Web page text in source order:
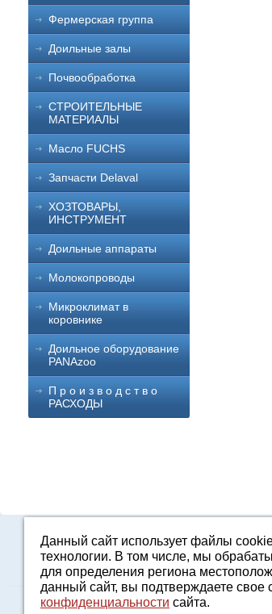
Фермерская группа
Доильные залы
Почвообработка
СТРОИТЕЛЬНЫЕ
МАТЕРИАЛЫ
Масло FUCHS
Запчасти Delaval
ХОЗТОВАРЫ,
ИНСТРУМЕНТ
Доильные аппараты
Молокопроводы
Микроклимат в
коровнике
Доильное оборудование
PANAzoo
П р о и з в о д с т в о
РАСХОДЫ
Каталог О компании
Данный сайт использует файлы
технологии. В том числе, мы
для определения региона
данный сайт, вы подтверждаете свое
конфиденциальности сайта.